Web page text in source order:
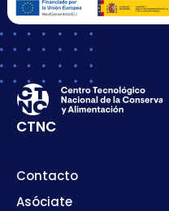
CTNC
Contacto
Asóciate